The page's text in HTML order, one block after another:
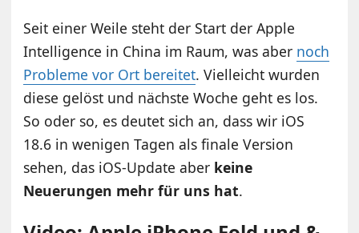
Seit einer Weile steht der Start der Apple
Intelligence in China im Raum, was aber noch
Probleme vor Ort bereitet. Vielleicht wurden
diese gelöst und nächste Woche geht es los.
So oder so, es deutet sich an, dass wir iOS
18.6 in wenigen Tagen als finale Version
sehen, das iOS-Update aber keine
Neuerungen mehr für uns hat.